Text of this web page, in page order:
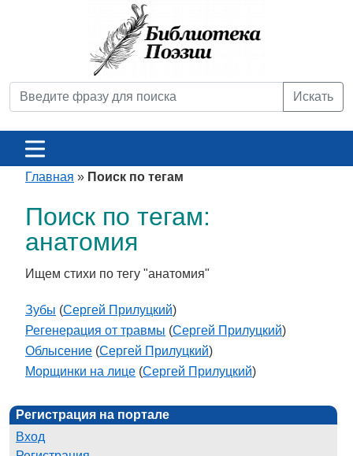
Искать
Главная » Поиск по тегам
Поиск по тегам:
анатомия
Ищем стихи по тегу "анатомия"
Зубы (Сергей Прилуцкий)
Регенерация от травмы (Сергей Прилуцкий)
Облысение (Сергей Прилуцкий)
Морщинки на лице (Сергей Прилуцкий)
Регистрация на портале
Вход